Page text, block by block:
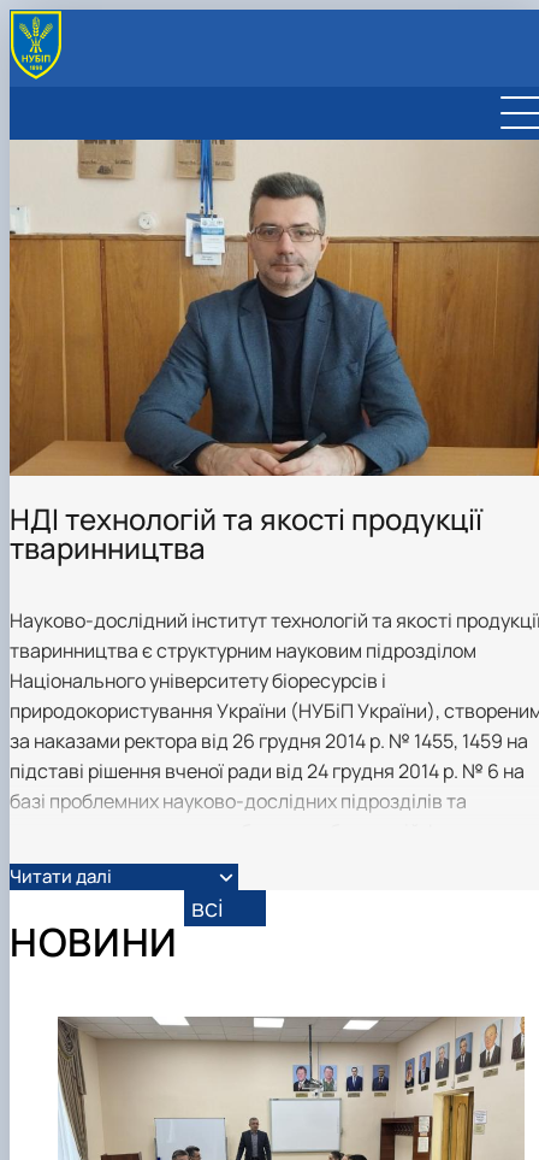
СПЕЦІАЛІЗОВАНІ ВЧЕНІ РАДИ ІЗ ЗАХИТУ ДИСЕРТАЦІЙ
РАДА МОЛОДИХ ВЧЕНИХ
МАТЕРІАЛИ КОНФЕРЕНЦІЙ
СКЛАД РАДИ МОЛОДИХ ВЧЕНИХ
НДІ технологій та якості продукції
тваринництва
Науково-дослідний інститут технологій та якості
тваринництва є структурним науковим підрозділом
Національного університету біоресурсів і
природокористування України (НУБіП України),
за наказами ректора від 26 грудня 2014 р. № 1455, 1459 на
підставі рішення вченої ради від 24 грудня 2014 р. № 6 на
базі проблемних науково-дослідних підрозділів та
тваринництва та водних біоресурсів і факультету
технологій та управління якістю продукції АПК з метою
широкого залучення професорсько-викладацького
наукових і науково-педагогічних працівників, докторантів,
науково-технічних проблем галузевого розвитку.
Координатор з наукової роботи,
кандидат сільськогосподарських наук, доцент
Уманець Дмитро Петрович
Читати далі
НОВИНИ
всі